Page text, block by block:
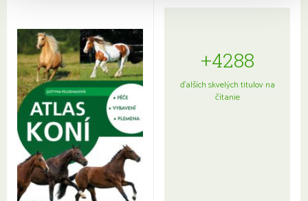
+4288
ďalších skvelých titulov na
čítanie